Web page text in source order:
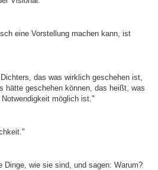
eine Vorstellung machen kann, ist
das was wirklich geschehen ist,
hätte geschehen können, das heißt, was
möglich ist."
Dinge, wie sie sind, und sagen: Warum?